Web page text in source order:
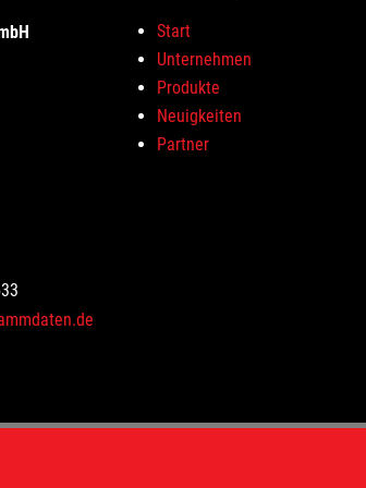
Start
Unternehmen
Produkte
Neuigkeiten
Partner